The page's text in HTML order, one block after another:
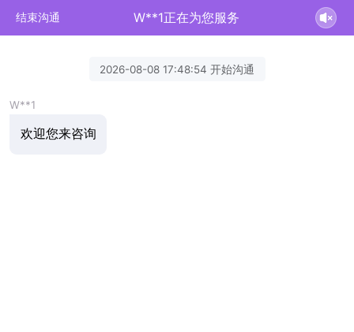
结束沟通 W**1正在为您服务
2026-08-08 17:48:54 开始沟通
W**1
欢迎您来咨询